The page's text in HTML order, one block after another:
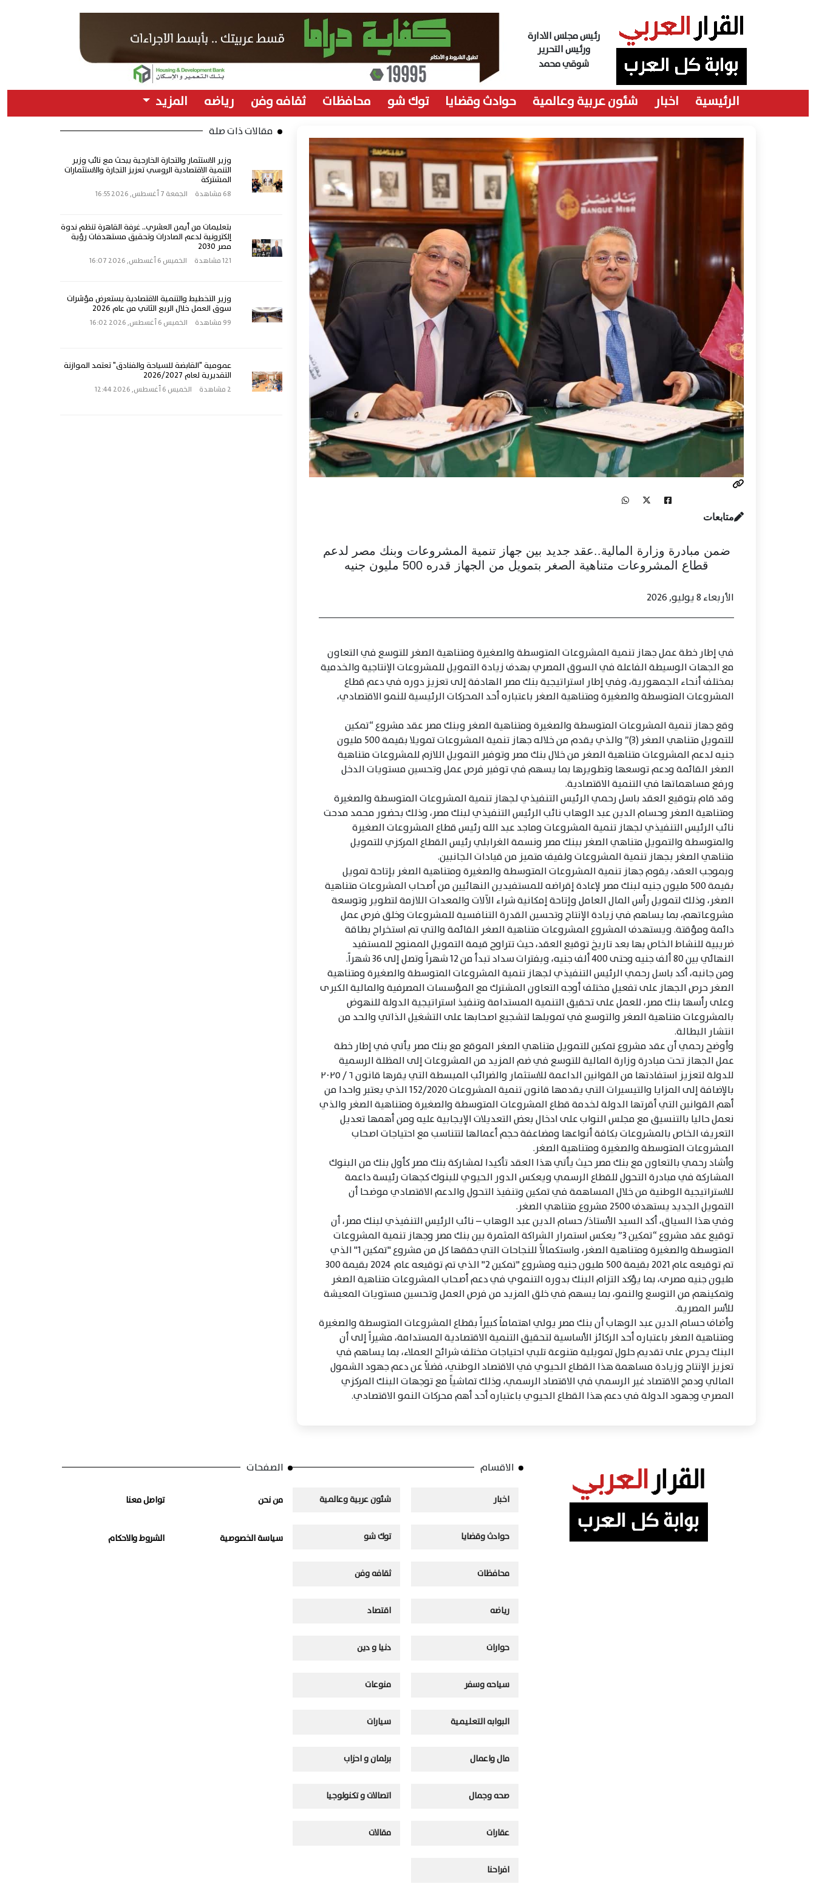
رئيس مجلس الادارة
ورئيس التحرير
شوقي محمد
الرئيسية اخبار شئون عربية وعالمية حوادث وقضايا توك شو محافظات ثقافه وفن رياضه المزيد
متابعات
ضمن مبادرة وزارة المالية..عقد جديد بين جهاز تنمية المشروعات وبنك مصر لدعم
قطاع المشروعات متناهية الصغر بتمويل من الجهاز قدره 500 مليون جنيه
الأربعاء 8 يوليو, 2026
في إطار خطة عمل جهاز تنمية المشروعات المتوسطة والصغيرة ومتناهية الصغر للتوسع في التعاون
مع الجهات الوسيطة الفاعلة في السوق المصري بهدف زيادة التمويل للمشروعات الإنتاجية والخدمية
بمختلف أنحاء الجمهورية، وفي إطار استراتيجية بنك مصر الهادفة إلى تعزيز دوره في دعم قطاع
المشروعات المتوسطة والصغيرة ومتناهية الصغر باعتباره أحد المحركات الرئيسية للنمو الاقتصادي،
وقع جهاز تنمية المشروعات المتوسطة والصغيرة ومتناهية الصغر وبنك مصر عقد مشروع “تمكين
للتمويل متناهي الصغر (3)” والذي يقدم من خلاله جهاز تنمية المشروعات تمويلا بقيمة 500 مليون
جنيه لدعم المشروعات متناهية الصغر من خلال بنك مصر وتوفير التمويل اللازم للمشروعات متناهية
الصغر القائمة ودعم توسعها وتطويرها بما يسهم في توفير فرص عمل وتحسين مستويات الدخل
ورفع مساهماتها في التنمية الاقتصادية.
وقد قام بتوقيع العقد باسل رحمي الرئيس التنفيذي لجهاز تنمية المشروعات المتوسطة والصغيرة
ومتناهية الصغر وحسام الدين عبد الوهاب نائب الرئيس التنفيذي لبنك مصر، وذلك بحضور محمد مدحت
نائب الرئيس التنفيذي لجهاز تنمية المشروعات وماجد عبد الله رئيس قطاع المشروعات الصغيرة
والمتوسطة والتمويل متناهي الصغر ببنك مصر ونسمة الغرابلي رئيس القطاع المركزي للتمويل
متناهي الصغر بجهاز تنمية المشروعات ولفيف متميز من قيادات الجانبين.
وبموجب العقد، يقوم جهاز تنمية المشروعات المتوسطة والصغيرة ومتناهية الصغر بإتاحة تمويل
بقيمة 500 مليون جنيه لبنك مصر لإعادة إقراضه للمستفيدين النهائيين من أصحاب المشروعات متناهية
الصغر، وذلك لتمويل رأس المال العامل وإتاحة إمكانية شراء الآلات والمعدات اللازمة لتطوير وتوسعة
مشروعاتهم، بما يساهم في زيادة الإنتاج وتحسين القدرة التنافسية للمشروعات وخلق فرص عمل
دائمة ومؤقتة. ويستهدف المشروع المشروعات متناهية الصغر القائمة والتي تم استخراج بطاقة
ضريبية للنشاط الخاص بها بعد تاريخ توقيع العقد، حيث تتراوح قيمة التمويل الممنوح للمستفيد
النهائي بين 80 ألف جنيه وحتى 400 ألف جنيه، وبفترات سداد تبدأ من 12 شهراً وتصل إلى 36 شهراً.
ومن جانبه، أكد باسل رحمي الرئيس التنفيذي لجهاز تنمية المشروعات المتوسطة والصغيرة ومتناهية
الصغر حرص الجهاز على تفعيل مختلف أوجه التعاون المشترك مع المؤسسات المصرفية والمالية الكبرى
وعلى رأسها بنك مصر، للعمل على تحقيق التنمية المستدامة وتنفيذ استراتيجية الدولة للنهوض
بالمشروعات متناهية الصغر والتوسع في تمويلها لتشجيع اصحابها على التشغيل الذاتي والحد من
انتشار البطالة.
وأوضح رحمي أن عقد مشروع تمكين للتمويل متناهي الصغر الموقع مع بنك مصر يأتي في إطار خطة
عمل الجهاز تحت مبادرة وزارة المالية للتوسع في ضم المزيد من المشروعات إلى المظلة الرسمية
للدولة لتعزيز استفادتها من القوانين الداعمة للاستثمار والضرائب المبسطة التي يقرها قانون ٦ / ٢٠٢٥
بالإضافة إلى المزايا والتيسيرات التي يقدمها قانون تنمية المشروعات 152/2020 الذي يعتبر واحدا من
أهم القوانين التي أقرتها الدولة لخدمة قطاع المشروعات المتوسطة والصغيرة ومتناهية الصغر والذي
نعمل حاليا بالتنسيق مع مجلس النواب على ادخال بعض التعديلات الإيجابية عليه ومن أهمها تعديل
التعريف الخاص بالمشروعات بكافة أنواعها ومضاعفة حجم أعمالها لتتناسب مع احتياجات اصحاب
المشروعات المتوسطة والصغيرة ومتناهية الصغر.
وأشاد رحمي بالتعاون مع بنك مصر حيث يأتي هذا العقد تأكيدا لمشاركة بنك مصر كأول بنك من البنوك
المشاركة في مبادرة التحول للقطاع الرسمي ويعكس الدور الحيوي للبنوك كجهات رئيسة داعمة
للاستراتيجية الوطنية من خلال المساهمة في تمكين وتنفيذ التحول والدعم الاقتصادي موضحا أن
التمويل الجديد يستهدف 2500 مشروع متناهي الصغر.
وفي هذا السياق، أكد السيد الأستاذ/ حسام الدين عبد الوهاب – نائب الرئيس التنفيذي لبنك مصر، أن
توقيع عقد مشروع “تمكين 3” يعكس استمرار الشراكة المثمرة بين بنك مصر وجهاز تنمية المشروعات
المتوسطة والصغيرة ومتناهية الصغر، واستكمالاً للنجاحات التي حققها كل من مشروع "تمكين 1" الذي
تم توقيعه عام 2021 بقيمة 500 مليون جنيه ومشروع "تمكين 2" الذي تم توقيعه عام 2024 بقيمة 300
مليون جنيه مصرى، بما يؤكد التزام البنك بدوره التنموي في دعم أصحاب المشروعات متناهية الصغر
وتمكينهم من التوسع والنمو، بما يسهم في خلق المزيد من فرص العمل وتحسين مستويات المعيشة
للأسر المصرية.
وأضاف حسام الدين عبد الوهاب أن بنك مصر يولي اهتماماً كبيراً بقطاع المشروعات المتوسطة والصغيرة
ومتناهية الصغر باعتباره أحد الركائز الأساسية لتحقيق التنمية الاقتصادية المستدامة، مشيراً إلى أن
البنك يحرص على تقديم حلول تمويلية متنوعة تلبي احتياجات مختلف شرائح العملاء، بما يساهم في
تعزيز الإنتاج وزيادة مساهمة هذا القطاع الحيوي في الاقتصاد الوطني، فضلاً عن دعم جهود الشمول
المالي ودمج الاقتصاد غير الرسمي في الاقتصاد الرسمي، وذلك تماشياً مع توجهات البنك المركزي
المصري وجهود الدولة في دعم هذا القطاع الحيوي باعتباره أحد أهم محركات النمو الاقتصادي.
مقالات ذات صلة
وزير الاستثمار والتجارة الخارجية يبحث مع نائب وزير
التنمية الاقتصادية الروسي تعزيز التجارة والاستثمارات
المشتركة
68 مشاهدة الجمعة 7 أغسطس, 2026 16:55
بتعليمات من أيمن العشري.. غرفة القاهرة تنظم ندوة
إلكترونية لدعم الصادرات وتحقيق مستهدفات رؤية
مصر 2030
121 مشاهدة الخميس 6 أغسطس, 2026 16:07
وزير التخطيط والتنمية الاقتصادية يستعرض مؤشرات
سوق العمل خلال الربع الثاني من عام 2026
99 مشاهدة الخميس 6 أغسطس, 2026 16:02
عمومية "القابضة للسياحة والفنادق" تعتمد الموازنة
التقديرية لعام 2026/2027
2 مشاهدة الخميس 6 أغسطس, 2026 12:44
الاقسام
اخبار شئون عربية وعالمية
حوادث وقضايا توك شو
محافظات ثقافه وفن
رياضه اقتصاد
حوارات دنيا و دين
سياحه وسفر منوعات
البوابه التعليمية سيارات
مال واعمال برلمان و احزاب
صحه وجمال اتصالات و تكنولوجيا
عقارات مقالات
افراحنا
الصفحات
من نحن تواصل معنا
سياسة الخصوصية الشروط والاحكام